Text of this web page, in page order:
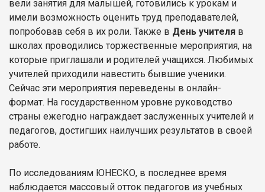
вели занятия для малышей, готовились к урокам и
имели возможность оценить труд преподавателей,
попробовав себя в их роли. Также в День учителя в
школах проводились торжественные мероприятия, на
которые приглашали и родителей учащихся. Любимых
учителей приходили навестить бывшие ученики.
Сейчас эти мероприятия переведены в онлайн-
формат. На государственном уровне руководство
страны ежегодно награждает заслуженных учителей и
педагогов, достигших наилучших результатов в своей
работе.
По исследованиям ЮНЕСКО, в последнее время
наблюдается массовый отток педагогов из учебных